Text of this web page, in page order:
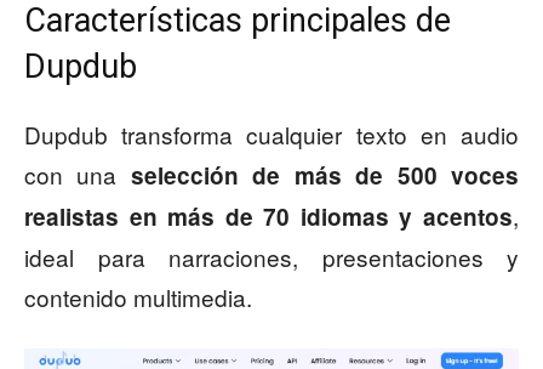
Características principales de
Dupdub
Dupdub transforma cualquier texto en audio
con una selección de más de 500 voces
realistas en más de 70 idiomas y acentos,
ideal para narraciones, presentaciones y
contenido multimedia.